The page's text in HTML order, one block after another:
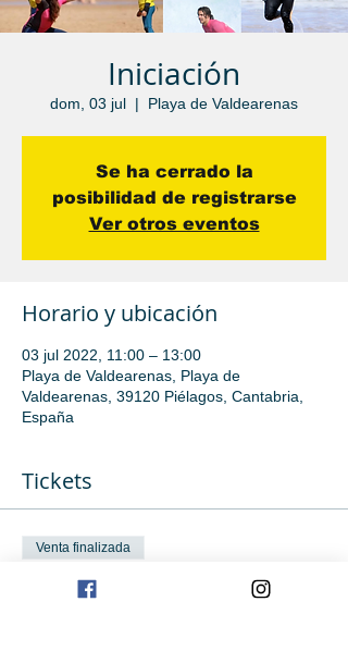
Iniciación
dom, 03 jul
  |
Playa de Valdearenas
Se ha cerrado la
posibilidad de registrarse
Ver otros eventos
Horario y ubicación
03 jul 2022, 11:00 – 13:00
Playa de Valdearenas, Playa de
Valdearenas, 39120 Piélagos, Cantabria,
España
Tickets
Venta finalizada
Tipo de entrada